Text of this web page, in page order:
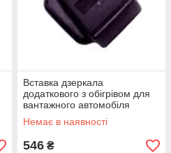
Вставка дзеркала
додаткового з обігрівом для
вантажного автомобіля
RENAULT Magnum
Немає в наявності
546 ₴